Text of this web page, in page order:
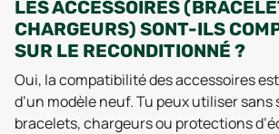
LES ACCESSOIRES
CHARGEURS) SONT-ILS
SUR LE RECONDITIONNÉ ?
Oui, la compatibilité des accessoires
d’un modèle neuf. Tu peux utiliser
bracelets, chargeurs ou protections